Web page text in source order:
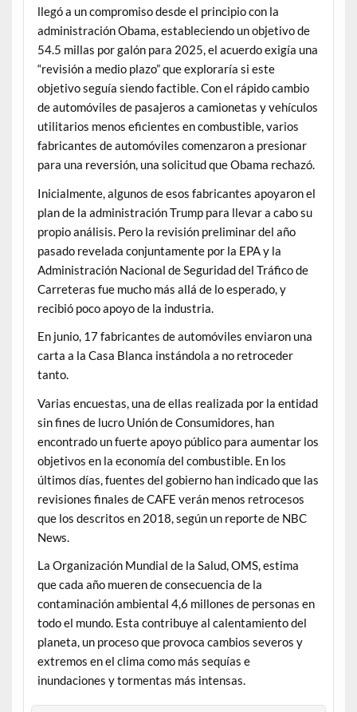
llegó a un compromiso desde el principio con la
administración Obama, estableciendo un objetivo de
54.5 millas por galón para 2025, el acuerdo exigía una
“revisión a medio plazo” que exploraría si este
objetivo seguía siendo factible. Con el rápido cambio
de automóviles de pasajeros a camionetas y vehículos
utilitarios menos eficientes en combustible, varios
fabricantes de automóviles comenzaron a presionar
para una reversión, una solicitud que Obama rechazó.
Inicialmente, algunos de esos fabricantes apoyaron el
plan de la administración Trump para llevar a cabo su
propio análisis. Pero la revisión preliminar del año
pasado revelada conjuntamente por la EPA y la
Administración Nacional de Seguridad del Tráfico de
Carreteras fue mucho más allá de lo esperado, y
recibió poco apoyo de la industria.
En junio, 17 fabricantes de automóviles enviaron una
carta a la Casa Blanca instándola a no retroceder
tanto.
Varias encuestas, una de ellas realizada por la entidad
sin fines de lucro Unión de Consumidores, han
encontrado un fuerte apoyo público para aumentar los
objetivos en la economía del combustible. En los
últimos días, fuentes del gobierno han indicado que las
revisiones finales de CAFE verán menos retrocesos
que los descritos en 2018, según un reporte de NBC
News.
La Organización Mundial de la Salud, OMS, estima
que cada año mueren de consecuencia de la
contaminación ambiental 4,6 millones de personas en
todo el mundo. Esta contribuye al calentamiento del
planeta, un proceso que provoca cambios severos y
extremos en el clima como más sequías e
inundaciones y tormentas más intensas.